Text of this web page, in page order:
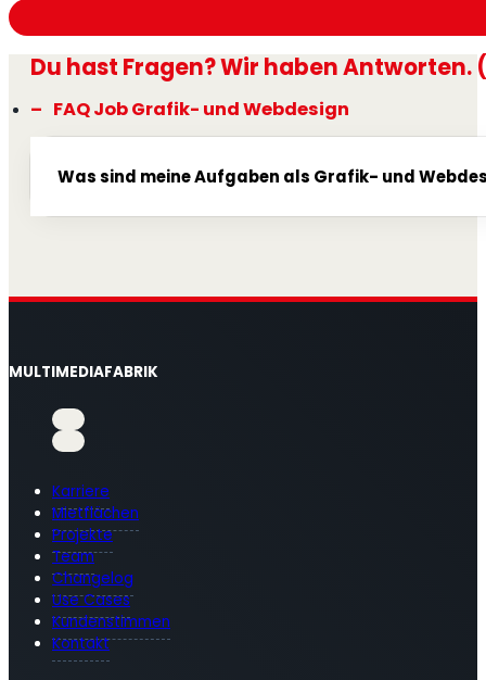
Du hast Fragen? Wir haben Antworten.
FAQ Job Grafik- und Webdesign
Was sind meine Aufgaben als Grafik- und
MULTIMEDIAFABRIK
Karriere
Mietflächen
Projekte
Team
Changelog
Use Cases
Kundenstimmen
Kontakt